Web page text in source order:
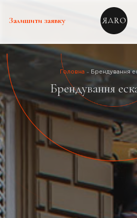
Залишити заявку
Головна Брендування
Брендування